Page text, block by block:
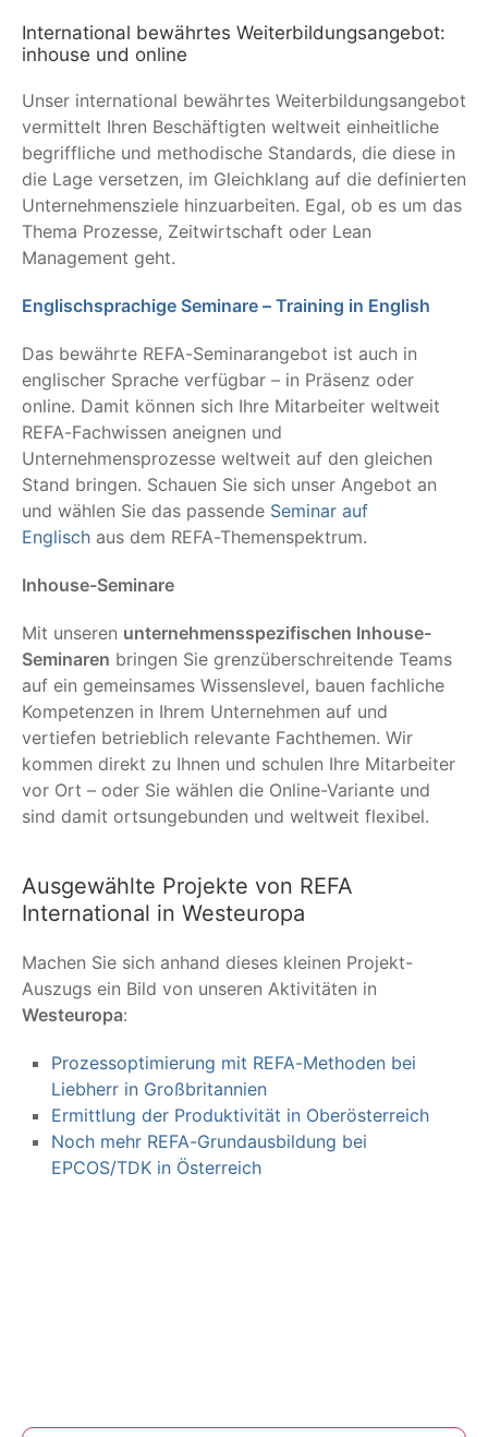
International bewährtes Weiterbildungsangebot:
inhouse und online
Unser international bewährtes Weiterbildungsangebot
vermittelt Ihren Beschäftigten weltweit einheitliche
begriffliche und methodische Standards, die diese in
die Lage versetzen, im Gleichklang auf die definierten
Unternehmensziele hinzuarbeiten. Egal, ob es um das
Thema Prozesse, Zeitwirtschaft oder Lean
Management geht.
Englischsprachige Seminare – Training in English
Das bewährte REFA-Seminarangebot ist auch in
englischer Sprache verfügbar – in Präsenz oder
online. Damit können sich Ihre Mitarbeiter weltweit
REFA-Fachwissen aneignen und
Unternehmensprozesse weltweit auf den gleichen
Stand bringen. Schauen Sie sich unser Angebot an
und wählen Sie das passende Seminar auf
Englisch aus dem REFA-Themenspektrum.
Inhouse-Seminare
Mit unseren unternehmensspezifischen Inhouse-
Seminaren bringen Sie grenzüberschreitende Teams
auf ein gemeinsames Wissenslevel, bauen fachliche
Kompetenzen in Ihrem Unternehmen auf und
vertiefen betrieblich relevante Fachthemen. Wir
kommen direkt zu Ihnen und schulen Ihre Mitarbeiter
vor Ort – oder Sie wählen die Online-Variante und
sind damit ortsungebunden und weltweit flexibel.
Ausgewählte Projekte von REFA
International in Westeuropa
Machen Sie sich anhand dieses kleinen Projekt-
Auszugs ein Bild von unseren Aktivitäten in
Westeuropa:
Prozessoptimierung mit REFA-Methoden bei
Liebherr in Großbritannien
Ermittlung der Produktivität in Oberösterreich
Noch mehr REFA-Grundausbildung bei
EPCOS/TDK in Österreich